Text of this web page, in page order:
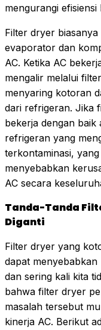
mengurangi efisiensi
Filter dryer
evaporator dan
AC. Ketika AC
mengalir melalui
menyaring kotoran
dari refrigeran. Jika
bekerja dengan baik
refrigeran yang
terkontaminasi,
menyebabkan
AC secara
Tanda-Tanda
Diganti
Filter dryer yang
dapat menyebabkan
dan sering kali kita
bahwa filter dryer
masalah tersebut
kinerja AC. Berikut